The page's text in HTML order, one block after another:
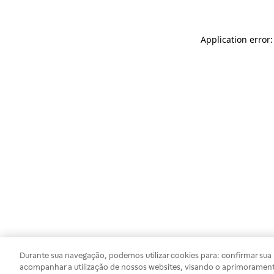
Application
Durante sua navegação, podemos utilizar cookies para: confirmar
acompanhar a utilização de nossos websites, visando o